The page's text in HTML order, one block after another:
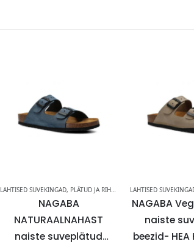
LAHTISED SUVEKINGAD, PLÄTUD JA RIHMIKUD
NAGABA
NATURAALNAHAST
naiste suveplätud
LAHTISED
NAGABA
naiste
beezid- HEA